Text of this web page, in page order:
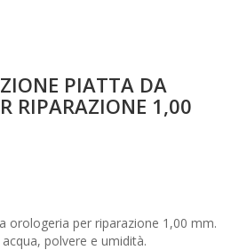
PIATTA DA
RIPARAZIONE 1,00
orologeria per riparazione 1,00 mm.
polvere e umidità.